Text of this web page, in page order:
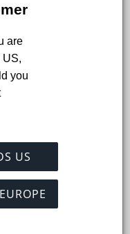
empfehlen PECH
mit dem Fuß
auf die richtige
US,
you
US